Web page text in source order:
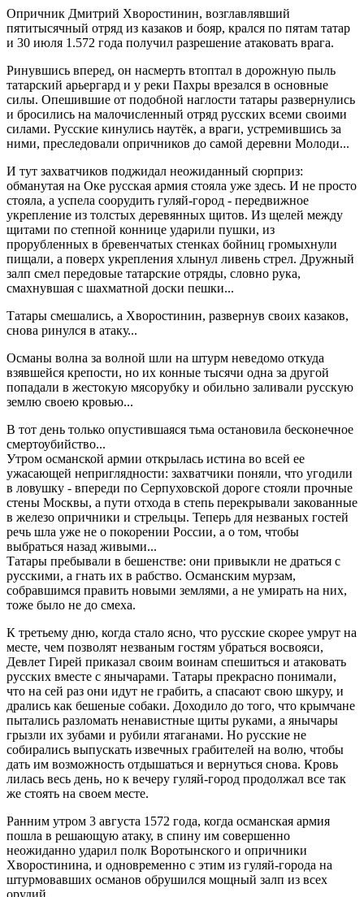
Опричник Дмитрий Хворостинин, возглавлявший
пятитысячный отряд из казаков и бояр, крался по пятам татар
и 30 июля 1.572 года получил разрешение атаковать врага.
Ринувшись вперед, он насмерть втоптал в дорожную пыль
татарский арьергард и у реки Пахры врезался в основные
силы. Опешившие от подобной наглости татары развернулись
и бросились на малочисленный отряд русских всеми своими
силами. Русские кинулись наутёк, а враги, устремившись за
ними, преследовали опричников до самой деревни Молоди...
И тут захватчиков поджидал неожиданный сюрприз:
обманутая на Оке русская армия стояла уже здесь. И не просто
стояла, а успела соорудить гуляй-город - передвижное
укрепление из толстых деревянных щитов. Из щелей между
щитами по степной коннице ударили пушки, из
прорубленных в бревенчатых стенках бойниц громыхнули
пищали, а поверх укрепления хлынул ливень стрел. Дружный
залп смел передовые татарские отряды, словно рука,
смахнувшая с шахматной доски пешки...
Татары смешались, а Хворостинин, развернув своих казаков,
снова ринулся в атаку...
Османы волна за волной шли на штурм неведомо откуда
взявшейся крепости, но их конные тысячи одна за другой
попадали в жестокую мясорубку и обильно заливали русскую
землю своею кровью...
В тот день только опустившаяся тьма остановила бесконечное
смертоубийство...
Утром османской армии открылась истина во всей ее
ужасающей неприглядности: захватчики поняли, что угодили
в ловушку - впереди по Серпуховской дороге стояли прочные
стены Москвы, а пути отхода в степь перекрывали закованные
в железо опричники и стрельцы. Теперь для незваных гостей
речь шла уже не о покорении России, а о том, чтобы
выбраться назад живыми...
Татары пребывали в бешенстве: они привыкли не драться с
русскими, а гнать их в рабство. Османским мурзам,
собравшимся править новыми землями, а не умирать на них,
тоже было не до смеха.
К третьему дню, когда стало ясно, что русские скорее умрут на
месте, чем позволят незваным гостям убраться восвояси,
Девлет Гирей приказал своим воинам спешиться и атаковать
русских вместе с янычарами. Татары прекрасно понимали,
что на сей раз они идут не грабить, а спасают свою шкуру, и
дрались как бешеные собаки. Доходило до того, что крымчане
пытались разломать ненавистные щиты руками, а янычары
грызли их зубами и рубили ятаганами. Но русские не
собирались выпускать извечных грабителей на волю, чтобы
дать им возможность отдышаться и вернуться снова. Кровь
лилась весь день, но к вечеру гуляй-город продолжал все так
же стоять на своем месте.
Ранним утром 3 августа 1572 года, когда османская армия
пошла в решающую атаку, в спину им совершенно
неожиданно ударил полк Воротынского и опричники
Хворостинина, и одновременно с этим из гуляй-города на
штурмовавших османов обрушился мощный залп из всех
орудий.